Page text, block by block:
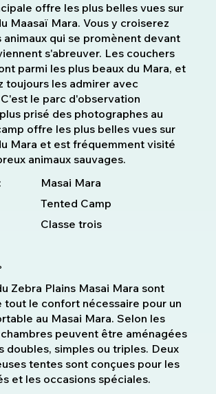
offre les plus belles vues sur
Maasaï Mara. Vous y croiserez
qui se promènent devant
s'abreuver. Les couchers
parmi les plus beaux du Mara, et
toujours les admirer avec
le parc d'observation
prisé des photographes au
offre les plus belles vues sur
Mara et est fréquemment visité
animaux sauvages.
Masai Mara
Tented Camp
Classe trois
Zebra Plains Masai Mara sont
tout le confort nécessaire pour un
au Masai Mara. Selon les
peuvent être aménagées
doubles, simples ou triples. Deux
tentes sont conçues pour les
et les occasions spéciales.